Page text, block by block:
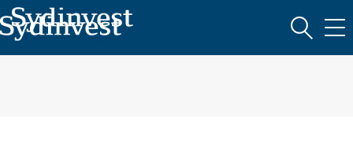
MARKEDSFØRINGSMATERIALE
KATEGORIER (7)
ABC